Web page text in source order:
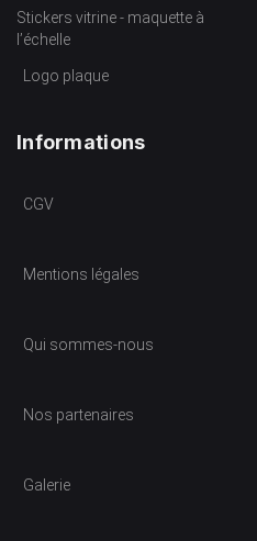
Stickers vitrine - maquette à
l’échelle
Logo plaque
Informations
CGV
Mentions légales
Qui sommes-nous
Nos partenaires
Galerie